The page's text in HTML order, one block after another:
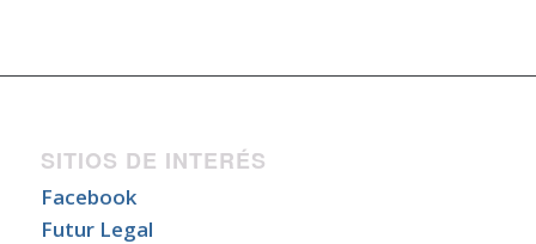
SITIOS DE INTERÉS
Facebook
Futur Legal